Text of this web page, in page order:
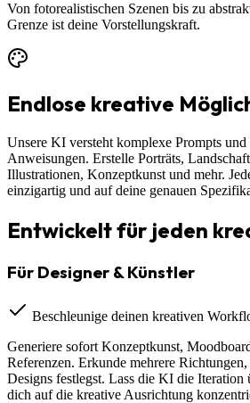
Von fotorealistischen Szenen bis zu
Grenze ist deine Vorstellungskraft.
Endlose kreative
Unsere KI versteht komplexe Prompts und
Anweisungen. Erstelle Porträts,
Illustrationen, Konzeptkunst und mehr.
einzigartig und auf deine genauen
Entwickelt für jeden
Für Designer & Künstler
Beschleunige deinen kreativen
Generiere sofort Konzeptkunst,
Referenzen. Erkunde mehrere
Designs festlegst. Lass die KI die Iteration
dich auf die kreative Ausrichtung